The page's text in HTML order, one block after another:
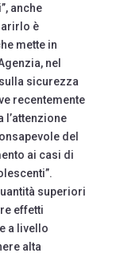
anche
è
mette in
nel
sicurezza
recentemente
l’attenzione
del
ai casi di
superiori
effetti
a livello
alta